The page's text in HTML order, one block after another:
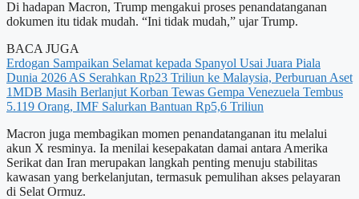
Di hadapan Macron, Trump mengakui proses penandatanganan
dokumen itu tidak mudah. “Ini tidak mudah,” ujar Trump.
BACA JUGA
Erdogan Sampaikan Selamat kepada Spanyol Usai Juara Piala
Dunia 2026 AS Serahkan Rp23 Triliun ke Malaysia, Perburuan Aset
1MDB Masih Berlanjut Korban Tewas Gempa Venezuela Tembus
5.119 Orang, IMF Salurkan Bantuan Rp5,6 Triliun
Macron juga membagikan momen penandatanganan itu melalui
akun X resminya. Ia menilai kesepakatan damai antara Amerika
Serikat dan Iran merupakan langkah penting menuju stabilitas
kawasan yang berkelanjutan, termasuk pemulihan akses pelayaran
di Selat Ormuz.